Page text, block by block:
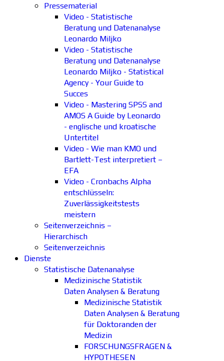
Pressematerial
Video - Statistische
Beratung und Datenanalyse
Leonardo Miljko
Video - Statistische
Beratung und Datenanalyse
Leonardo Miljko - Statistical
Agency - Your Guide to
Succes
Video - Mastering SPSS and
AMOS A Guide by Leonardo
- englische und kroatische
Untertitel
Video - Wie man KMO und
Bartlett-Test interpretiert –
EFA
Video - Cronbachs Alpha
entschlüsseln:
Zuverlässigkeitstests
meistern
Seitenverzeichnis –
Hierarchisch
Seitenverzeichnis
Dienste
Statistische Datenanalyse
Medizinische Statistik
Daten Analysen & Beratung
Medizinische Statistik
Daten Analysen & Beratung
für Doktoranden der
Medizin
FORSCHUNGSFRAGEN &
HYPOTHESEN